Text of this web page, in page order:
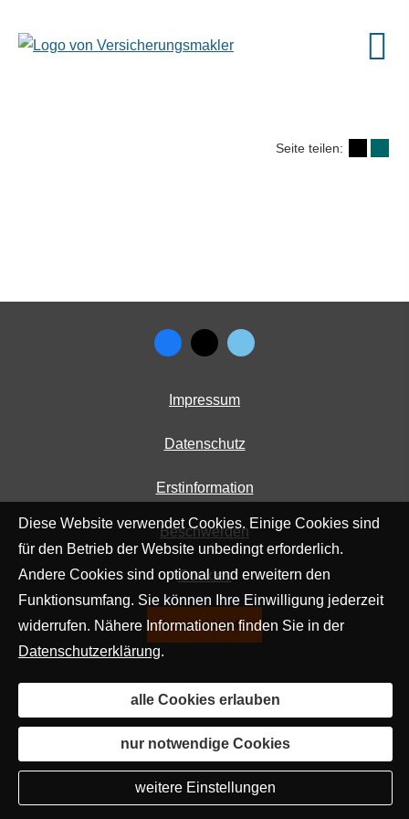
Seite teilen:
Impressum
Datenschutz
Erstinformation
Beschwerden
Cookies
Vertrag widerrufen
Diese Website verwendet Cookies. Einige Cookies sind
für den Betrieb der Website unbedingt erforderlich.
Andere Cookies sind optional und erweitern den
Funktionsumfang. Sie können Ihre Einwilligung jederzeit
widerrufen. Nähere Informationen finden Sie in der
Datenschutzerklärung.
alle Cookies erlauben
nur notwendige Cookies
weitere Einstellungen